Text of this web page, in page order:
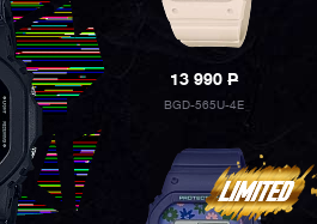
13 990P
BGD-565U-4E